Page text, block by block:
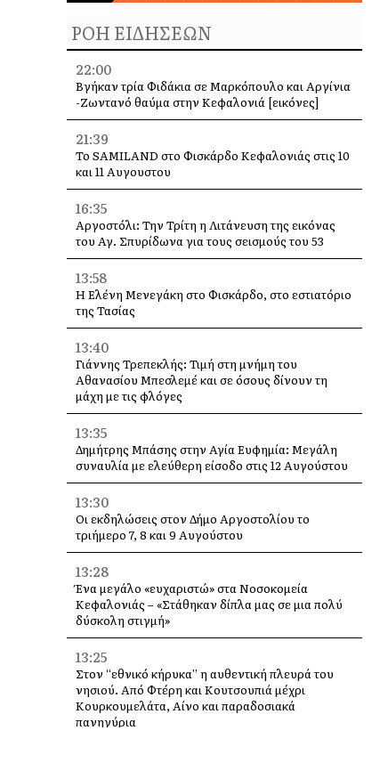
ΡΟΗ ΕΙΔΗΣΕΩΝ
22:00
Βγήκαν τρία Φιδάκια σε Μαρκόπουλο και Αργίνια
-Ζωντανό θαύμα στην Κεφαλονιά [εικόνες]
21:39
Το SAMILAND στο Φισκάρδο Κεφαλονιάς στις 10
και 11 Αυγουστου
16:35
Αργοστόλι: Την Τρίτη η Λιτάνευση της εικόνας
του Αγ. Σπυρίδωνα για τους σεισμούς του 53
13:58
Η Ελένη Μενεγάκη στο Φισκάρδο, στο εστιατόριο
της Τασίας
13:40
Γιάννης Τρεπεκλής: Τιμή στη μνήμη του
Αθανασίου Μπεσλεμέ και σε όσους δίνουν τη
μάχη με τις φλόγες
13:35
Δημήτρης Μπάσης στην Αγία Ευφημία: Μεγάλη
συναυλία με ελεύθερη είσοδο στις 12 Αυγούστου
13:30
Οι εκδηλώσεις στον Δήμο Αργοστολίου το
τριήμερο 7, 8 και 9 Αυγούστου
13:28
Ένα μεγάλο «ευχαριστώ» στα Νοσοκομεία
Κεφαλονιάς – «Στάθηκαν δίπλα μας σε μια πολύ
δύσκολη στιγμή»
13:25
Στον “εθνικό κήρυκα” η αυθεντική πλευρά του
νησιού. Από Φτέρη και Κουτσουπιά μέχρι
Κουρκουμελάτα, Αίνο και παραδοσιακά
πανηγύρια